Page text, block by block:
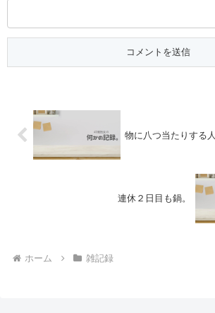
物に八つ当たりする人
連休２日目も鍋。
ホーム 雑記録